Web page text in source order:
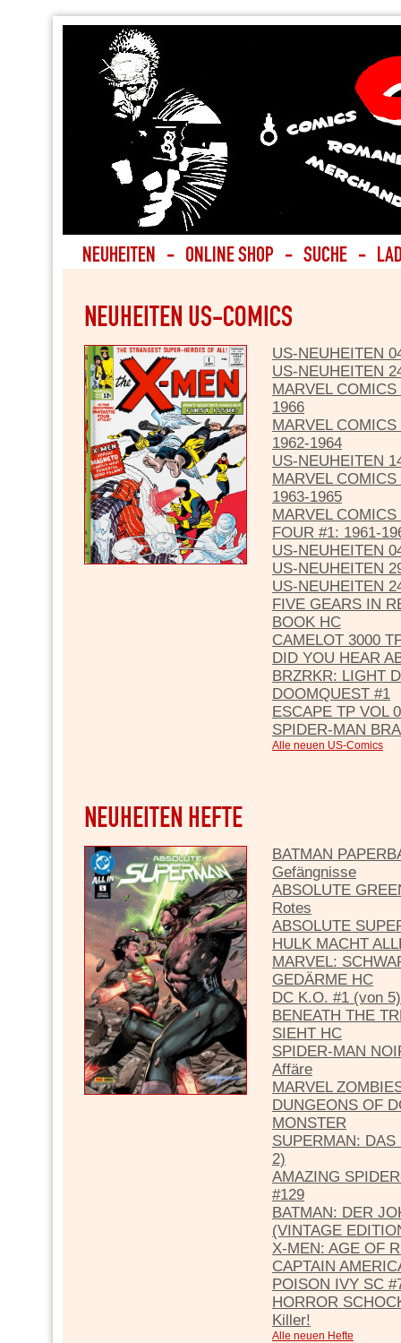
US-NEUHEITEN
US-NEUHEITEN
MARVEL
1966
MARVEL
1962-1964
US-NEUHEITEN
MARVEL
1963-1965
MARVEL
FOUR #1: 1961-
US-NEUHEITEN
US-NEUHEITEN
US-NEUHEITEN
FIVE GEARS IN
BOOK HC
CAMELOT 3000
DID YOU HEAR
BRZRKR: LIGHT
DOOMQUEST #1
ESCAPE TP VOL
SPIDER-MAN
Alle neuen US-Comics
BATMAN
Gefängnisse
ABSOLUTE
Rotes
ABSOLUTE
HULK MACHT
MARVEL:
GEDÄRME HC
DC K.O. #1 (von 5)
BENEATH THE
SIEHT HC
SPIDER-MAN
Affäre
MARVEL
DUNGEONS OF
MONSTER
SUPERMAN:
2)
AMAZING
#129
BATMAN: DER
(VINTAGE
X-MEN: AGE OF
CAPTAIN
POISON IVY SC
HORROR
Killer!
Alle neuen Hefte